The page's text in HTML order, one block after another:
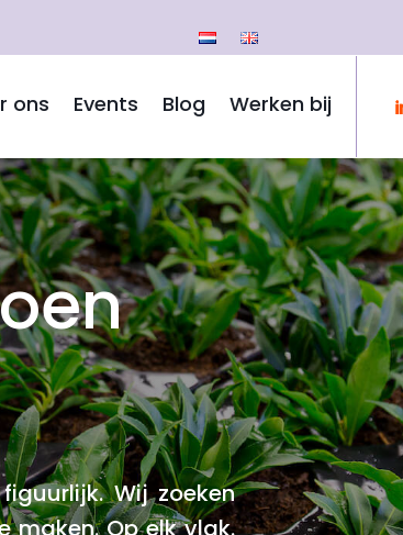
ons Events Blog Werken bij
Wij zoeken
maken. Op elk vlak.